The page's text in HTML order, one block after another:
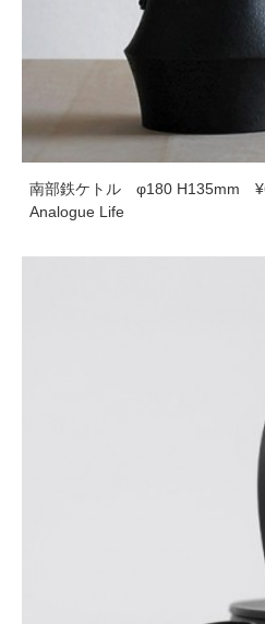
南部鉄ケトル φ180 H135mm
Analogue Life